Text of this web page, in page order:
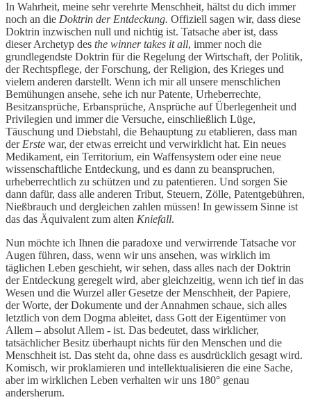
In Wahrheit, meine sehr verehrte Menschheit, hältst du dich immer
noch an die Doktrin der Entdeckung. Offiziell sagen wir, dass diese
Doktrin inzwischen null und nichtig ist. Tatsache aber ist, dass
dieser Archetyp des the winner takes it all, immer noch die
grundlegendste Doktrin für die Regelung der Wirtschaft, der Politik,
der Rechtspflege, der Forschung, der Religion, des Krieges und
vielem anderen darstellt. Wenn ich mir all unsere menschlichen
Bemühungen ansehe, sehe ich nur Patente, Urheberrechte,
Besitzansprüche, Erbansprüche, Ansprüche auf Überlegenheit und
Privilegien und immer die Versuche, einschließlich Lüge,
Täuschung und Diebstahl, die Behauptung zu etablieren, dass man
der Erste war, der etwas erreicht und verwirklicht hat. Ein neues
Medikament, ein Territorium, ein Waffensystem oder eine neue
wissenschaftliche Entdeckung, und es dann zu beanspruchen,
urheberrechtlich zu schützen und zu patentieren. Und sorgen Sie
dann dafür, dass alle anderen Tribut, Steuern, Zölle, Patentgebühren,
Nießbrauch und dergleichen zahlen müssen! In gewissem Sinne ist
das das Äquivalent zum alten Kniefall.
Nun möchte ich Ihnen die paradoxe und verwirrende Tatsache vor
Augen führen, dass, wenn wir uns ansehen, was wirklich im
täglichen Leben geschieht, wir sehen, dass alles nach der Doktrin
der Entdeckung geregelt wird, aber gleichzeitig, wenn ich tief in das
Wesen und die Wurzel aller Gesetze der Menschheit, der Papiere,
der Worte, der Dokumente und der Annahmen schaue, sich alles
letztlich von dem Dogma ableitet, dass Gott der Eigentümer von
Allem – absolut Allem - ist. Das bedeutet, dass wirklicher,
tatsächlicher Besitz überhaupt nichts für den Menschen und die
Menschheit ist. Das steht da, ohne dass es ausdrücklich gesagt wird.
Komisch, wir proklamieren und intellektualisieren die eine Sache,
aber im wirklichen Leben verhalten wir uns 180° genau
andersherum.